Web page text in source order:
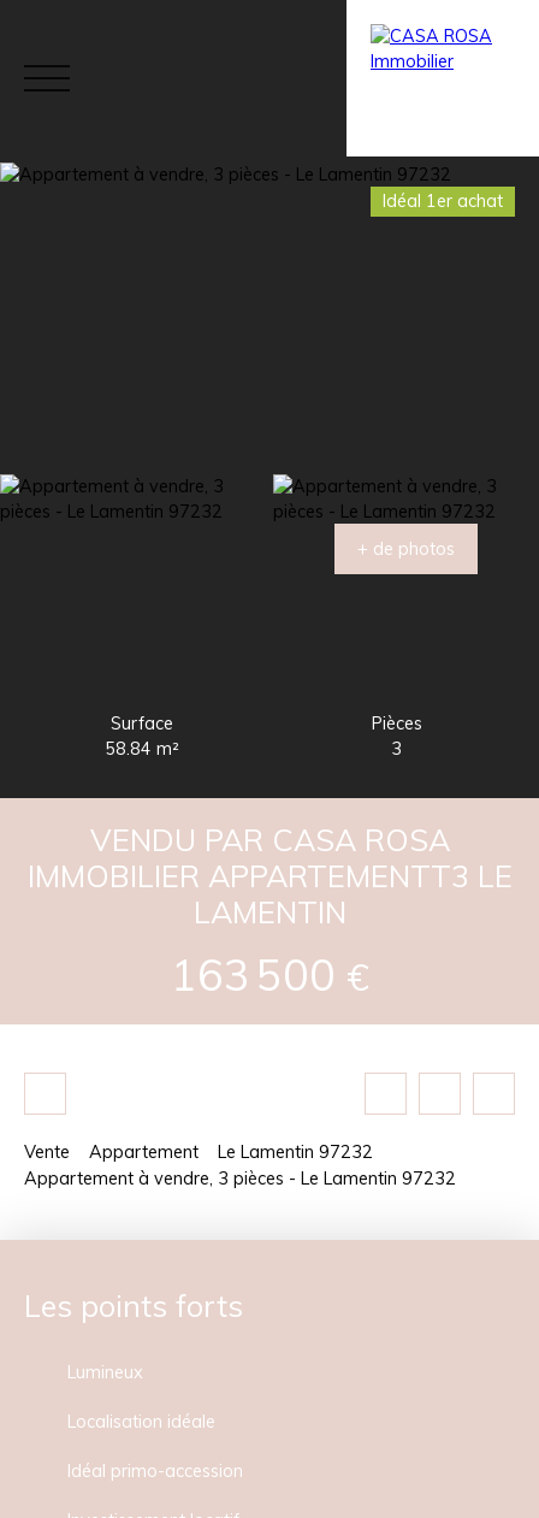
Idéal 1er achat
+ de photos
Surface
58.84m²
Pièces
3
VENDU PAR CASA ROSA
IMMOBILIER APPARTEMENTT3 LE
LAMENTIN
163 500 €
Vente Appartement
Le Lamentin 97232
Appartement à vendre, 3 pièces - Le Lamentin 97232
Les points forts
Lumineux
Localisation idéale
Idéal primo-accession